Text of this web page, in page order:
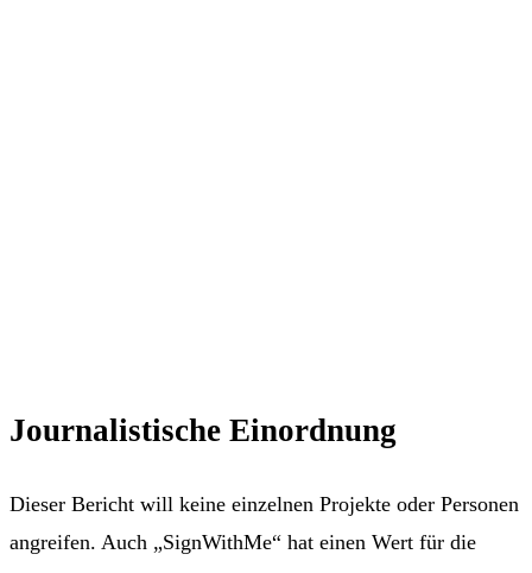
Journalistische Einordnung
Dieser Bericht will keine einzelnen Projekte oder Personen
angreifen. Auch „SignWithMe“ hat einen Wert für die